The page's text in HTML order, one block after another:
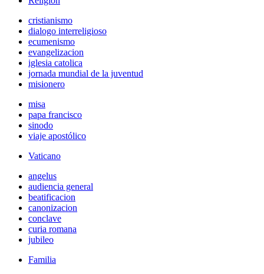
cristianismo
dialogo interreligioso
ecumenismo
evangelizacion
iglesia catolica
jornada mundial de la juventud
misionero
misa
papa francisco
sinodo
viaje apostólico
Vaticano
angelus
audiencia general
beatificacion
canonizacion
conclave
curia romana
jubileo
Familia